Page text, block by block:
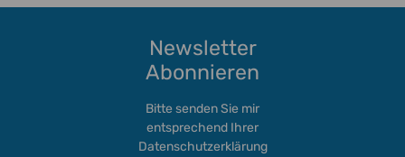
Newsletter
Abonnieren
Bitte senden Sie mir
entsprechend Ihrer
Datenschutzerklärung